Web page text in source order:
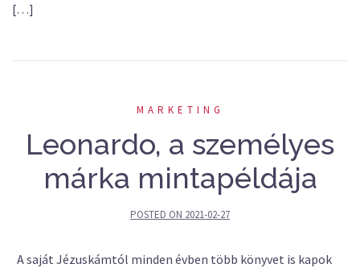
[…]
MARKETING
Leonardo, a személyes
márka mintapéldája
POSTED ON 2021-02-27
A saját Jézuskámtól minden évben több könyvet is kapok